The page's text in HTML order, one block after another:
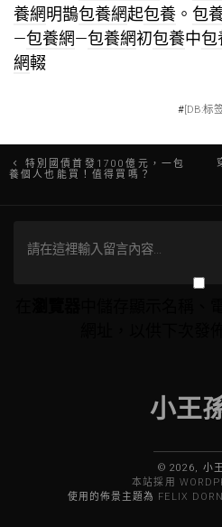
養網明鵲包養網起包養 。 包
—包養網—包養網初包養中包
網輟
#[DB:标
文
導
特別國債首發1700億元，一包
養個人也能買！值得買嗎？
小王
© 2026, 小
本站採用
使用的佈景主題為
FELIX